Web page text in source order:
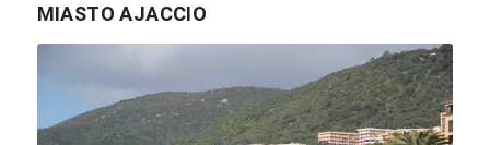
MIASTO AJACCIO